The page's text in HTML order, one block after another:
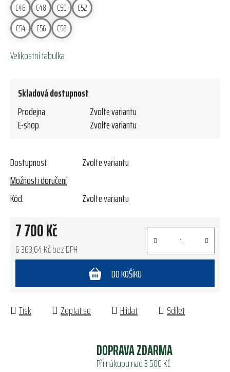
C46 C48 C50
C52
C54
C56 C58
Velikostní tabulka
Skladová dostupnost
Prodejna
Zvolte variantu
E-shop
Zvolte variantu
Dostupnost
Zvolte variantu
Možnosti doručení
Kód:
Zvolte variantu
7 700 Kč
6 363,64 Kč bez DPH
DO KOŠÍKU
Tisk Zeptat se Hlídat Sdílet
DOPRAVA ZDARMA
Při nákupu nad 3 500 Kč